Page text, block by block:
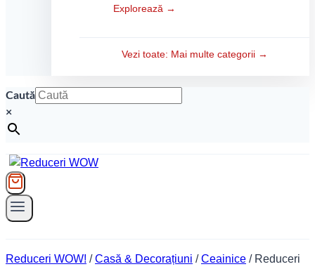
Explorează →
Vezi toate: Mai multe categorii →
Caută
×
Reduceri WOW! /Casă & Decorațiuni /Ceainice / Reduceri